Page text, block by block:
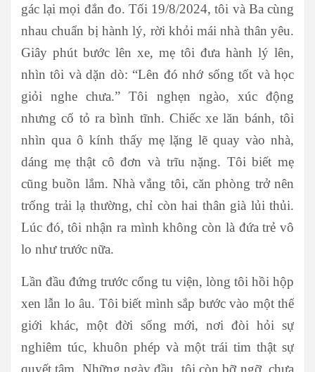
gác lại mọi đắn đo. Tối 19/8/2024, tôi và Ba cùng
nhau chuẩn bị hành lý, rời khỏi mái nhà thân yêu.
Giây phút bước lên xe, mẹ tôi đưa hành lý lên,
nhìn tôi và dặn dò: “Lên đó nhớ sống tốt và học
giỏi nghe chưa.” Tôi nghẹn ngào, xúc động
nhưng cố tỏ ra bình tĩnh. Chiếc xe lăn bánh, tôi
nhìn qua ô kính thấy mẹ lặng lẽ quay vào nhà,
dáng mẹ thật cô đơn và trĩu nặng. Tôi biết mẹ
cũng buồn lắm. Nhà vắng tôi, căn phòng trở nên
trống trải lạ thường, chỉ còn hai thân già lủi thủi.
Lúc đó, tôi nhận ra mình không còn là đứa trẻ vô
lo như trước nữa.
Lần đầu đứng trước cổng tu viện, lòng tôi hồi hộp
xen lẫn lo âu. Tôi biết mình sắp bước vào một thế
giới khác, một đời sống mới, nơi đòi hỏi sự
nghiêm túc, khuôn phép và một trái tim thật sự
quyết tâm. Những ngày đầu, tôi còn bỡ ngỡ, chưa